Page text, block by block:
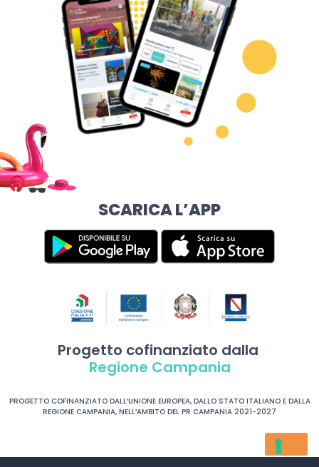
SCARICA L’APP
Progetto cofinanziato dalla
Regione Campania
PROGETTO COFINANZIATO DALL’UNIONE EUROPEA, DALLO STATO ITALIANO E DALLA
REGIONE CAMPANIA, NELL’AMBITO DEL PR CAMPANIA 2021-2027